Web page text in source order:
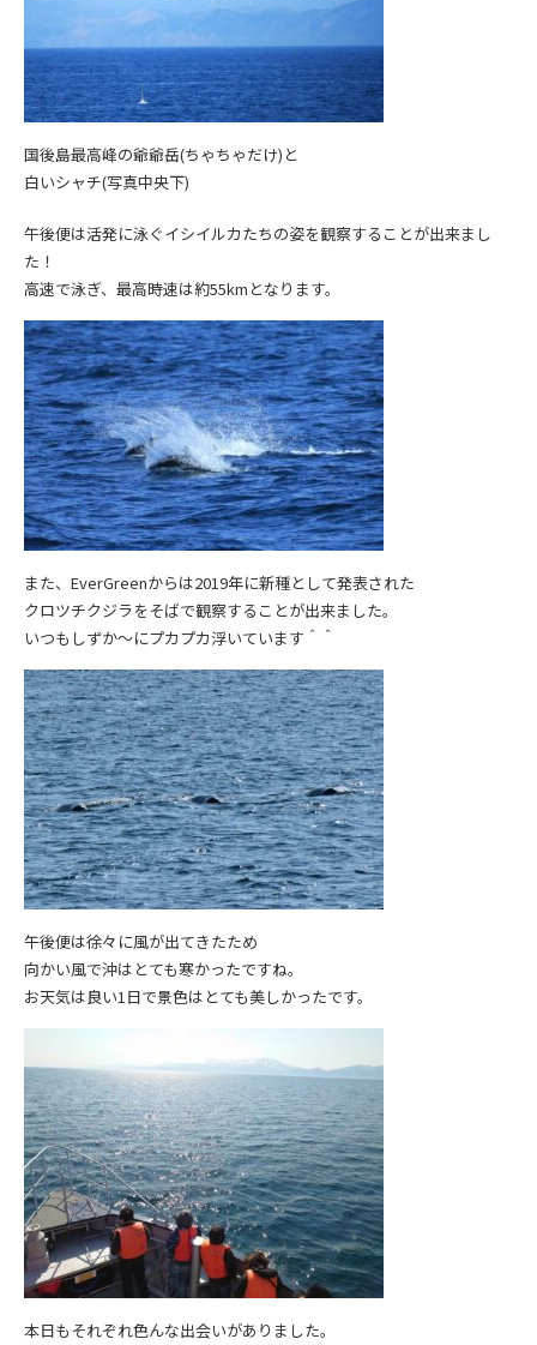
国後島最高峰の爺爺岳(ちゃちゃだけ)と
白いシャチ(写真中央下)
午後便は活発に泳ぐイシイルカたちの姿を観察することが出来まし
た！
高速で泳ぎ、最高時速は約55kmとなります。
また、EverGreenからは2019年に新種として発表された
クロツチクジラをそばで観察することが出来ました。
いつもしずか～にプカプカ浮いています＾＾
午後便は徐々に風が出てきたため
向かい風で沖はとても寒かったですね。
お天気は良い1日で景色はとても美しかったです。
本日もそれぞれ色んな出会いがありました。